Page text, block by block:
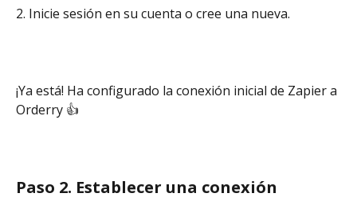
2. Inicie sesión en su cuenta o cree una nueva.
¡Ya está! Ha configurado la conexión inicial de Zapier a
Orderry 👍
Paso 2. Establecer una conexión